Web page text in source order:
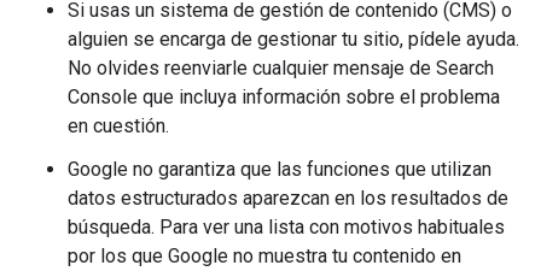
Si usas un sistema de gestión de contenido (CMS) o
alguien se encarga de gestionar tu sitio, pídele ayuda.
No olvides reenviarle cualquier mensaje de Search
Console que incluya información sobre el problema
en cuestión.
Google no garantiza que las funciones que utilizan
datos estructurados aparezcan en los resultados de
búsqueda. Para ver una lista con motivos habituales
por los que Google no muestra tu contenido en